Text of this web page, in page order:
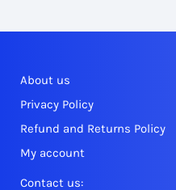
About us
Privacy Policy
Refund and Returns Policy
My account
Contact us: